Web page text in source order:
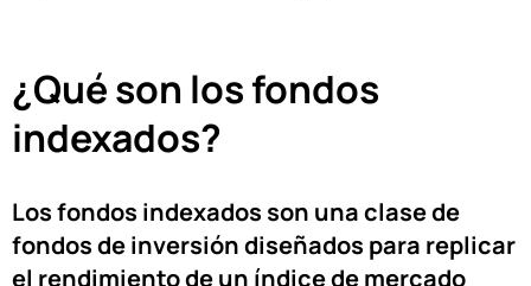
¿Qué son los fondos
indexados?
Los fondos indexados son una clase de
fondos de inversión diseñados para replicar
el rendimiento de un índice de mercado